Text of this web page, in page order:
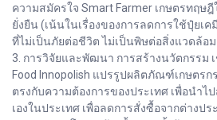
ความสมัครใจ Smart Farmer เกษตรทฤษ
ยั่งยืน (เน้นในเรื่องของการลดการใช้ปุ๋ยเ
ที่ไม่เป็นภัยต่อชีวิต ไม่เป็นพิษต่อสิ่งแวดล้อ
3. การวิจัยและพัฒนา การสร้างนวัตกรรม
Food Innopolish แปรรูปผลิตภัณฑ์เกษตร
ตรงกับความต้องการของประเทศ เพื่อนำไ
เองในประเทศ เพื่อลดการสั่งซื้อจากต่างปร